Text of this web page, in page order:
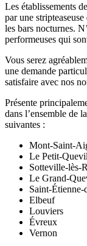
Les établissements
par une
les bars nocturnes.
performeuses qui
Vous serez
une demande
satisfaire avec nos
Présente
dans l’ensemble de la
suivantes :
Mont-Saint-
Le Petit-
Sotteville-lès-
Le Grand-
Saint-
Elbeuf
Louviers
Évreux
Vernon